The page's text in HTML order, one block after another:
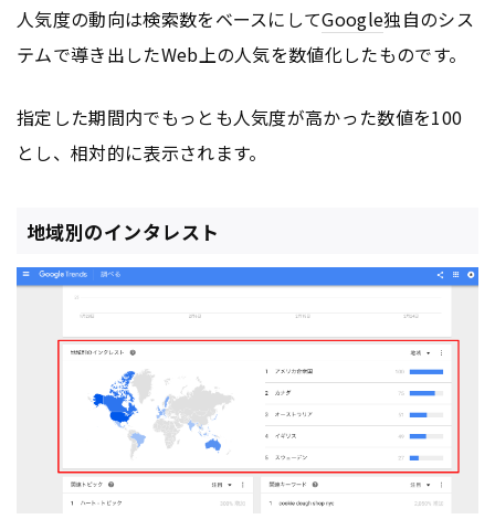
人気度の動向は検索数をベースにしてGoogle独自のシス
テムで導き出したWeb上の人気を数値化したものです。
指定した期間内でもっとも人気度が高かった数値を100
とし、相対的に表示されます。
地域別のインタレスト